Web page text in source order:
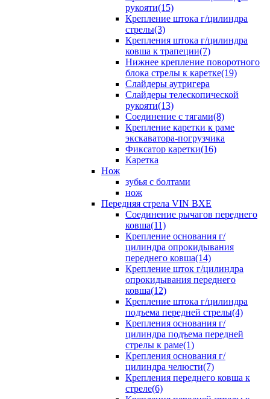
рукояти(15)
Крепление штока г/цилиндра
стрелы(3)
Крепления штока г/цилиндра
ковша к трапеции(7)
Нижнее крепление поворотного
блока стрелы к каретке(19)
Слайдеры аутригера
Слайдеры телескопической
рукояти(13)
Соединение с тягами(8)
Крепление каретки к раме
экскаватора-погрузчика
Фиксатор каретки(16)
Каретка
Нож
зубья с болтами
нож
Передняя стрела VIN BXE
Cоединение рычагов переднего
ковша(11)
Крепление основания г/
цилиндра опрокидывания
переднего ковша(14)
Крепление шток г/цилиндра
опрокидывания переднего
ковша(12)
Крепление штока г/цилиндра
подъема передней стрелы(4)
Крепления основания г/
цилиндра подъема передней
стрелы к раме(1)
Крепления основания г/
цилиндра челюсти(7)
Крепления переднего ковша к
стреле(6)